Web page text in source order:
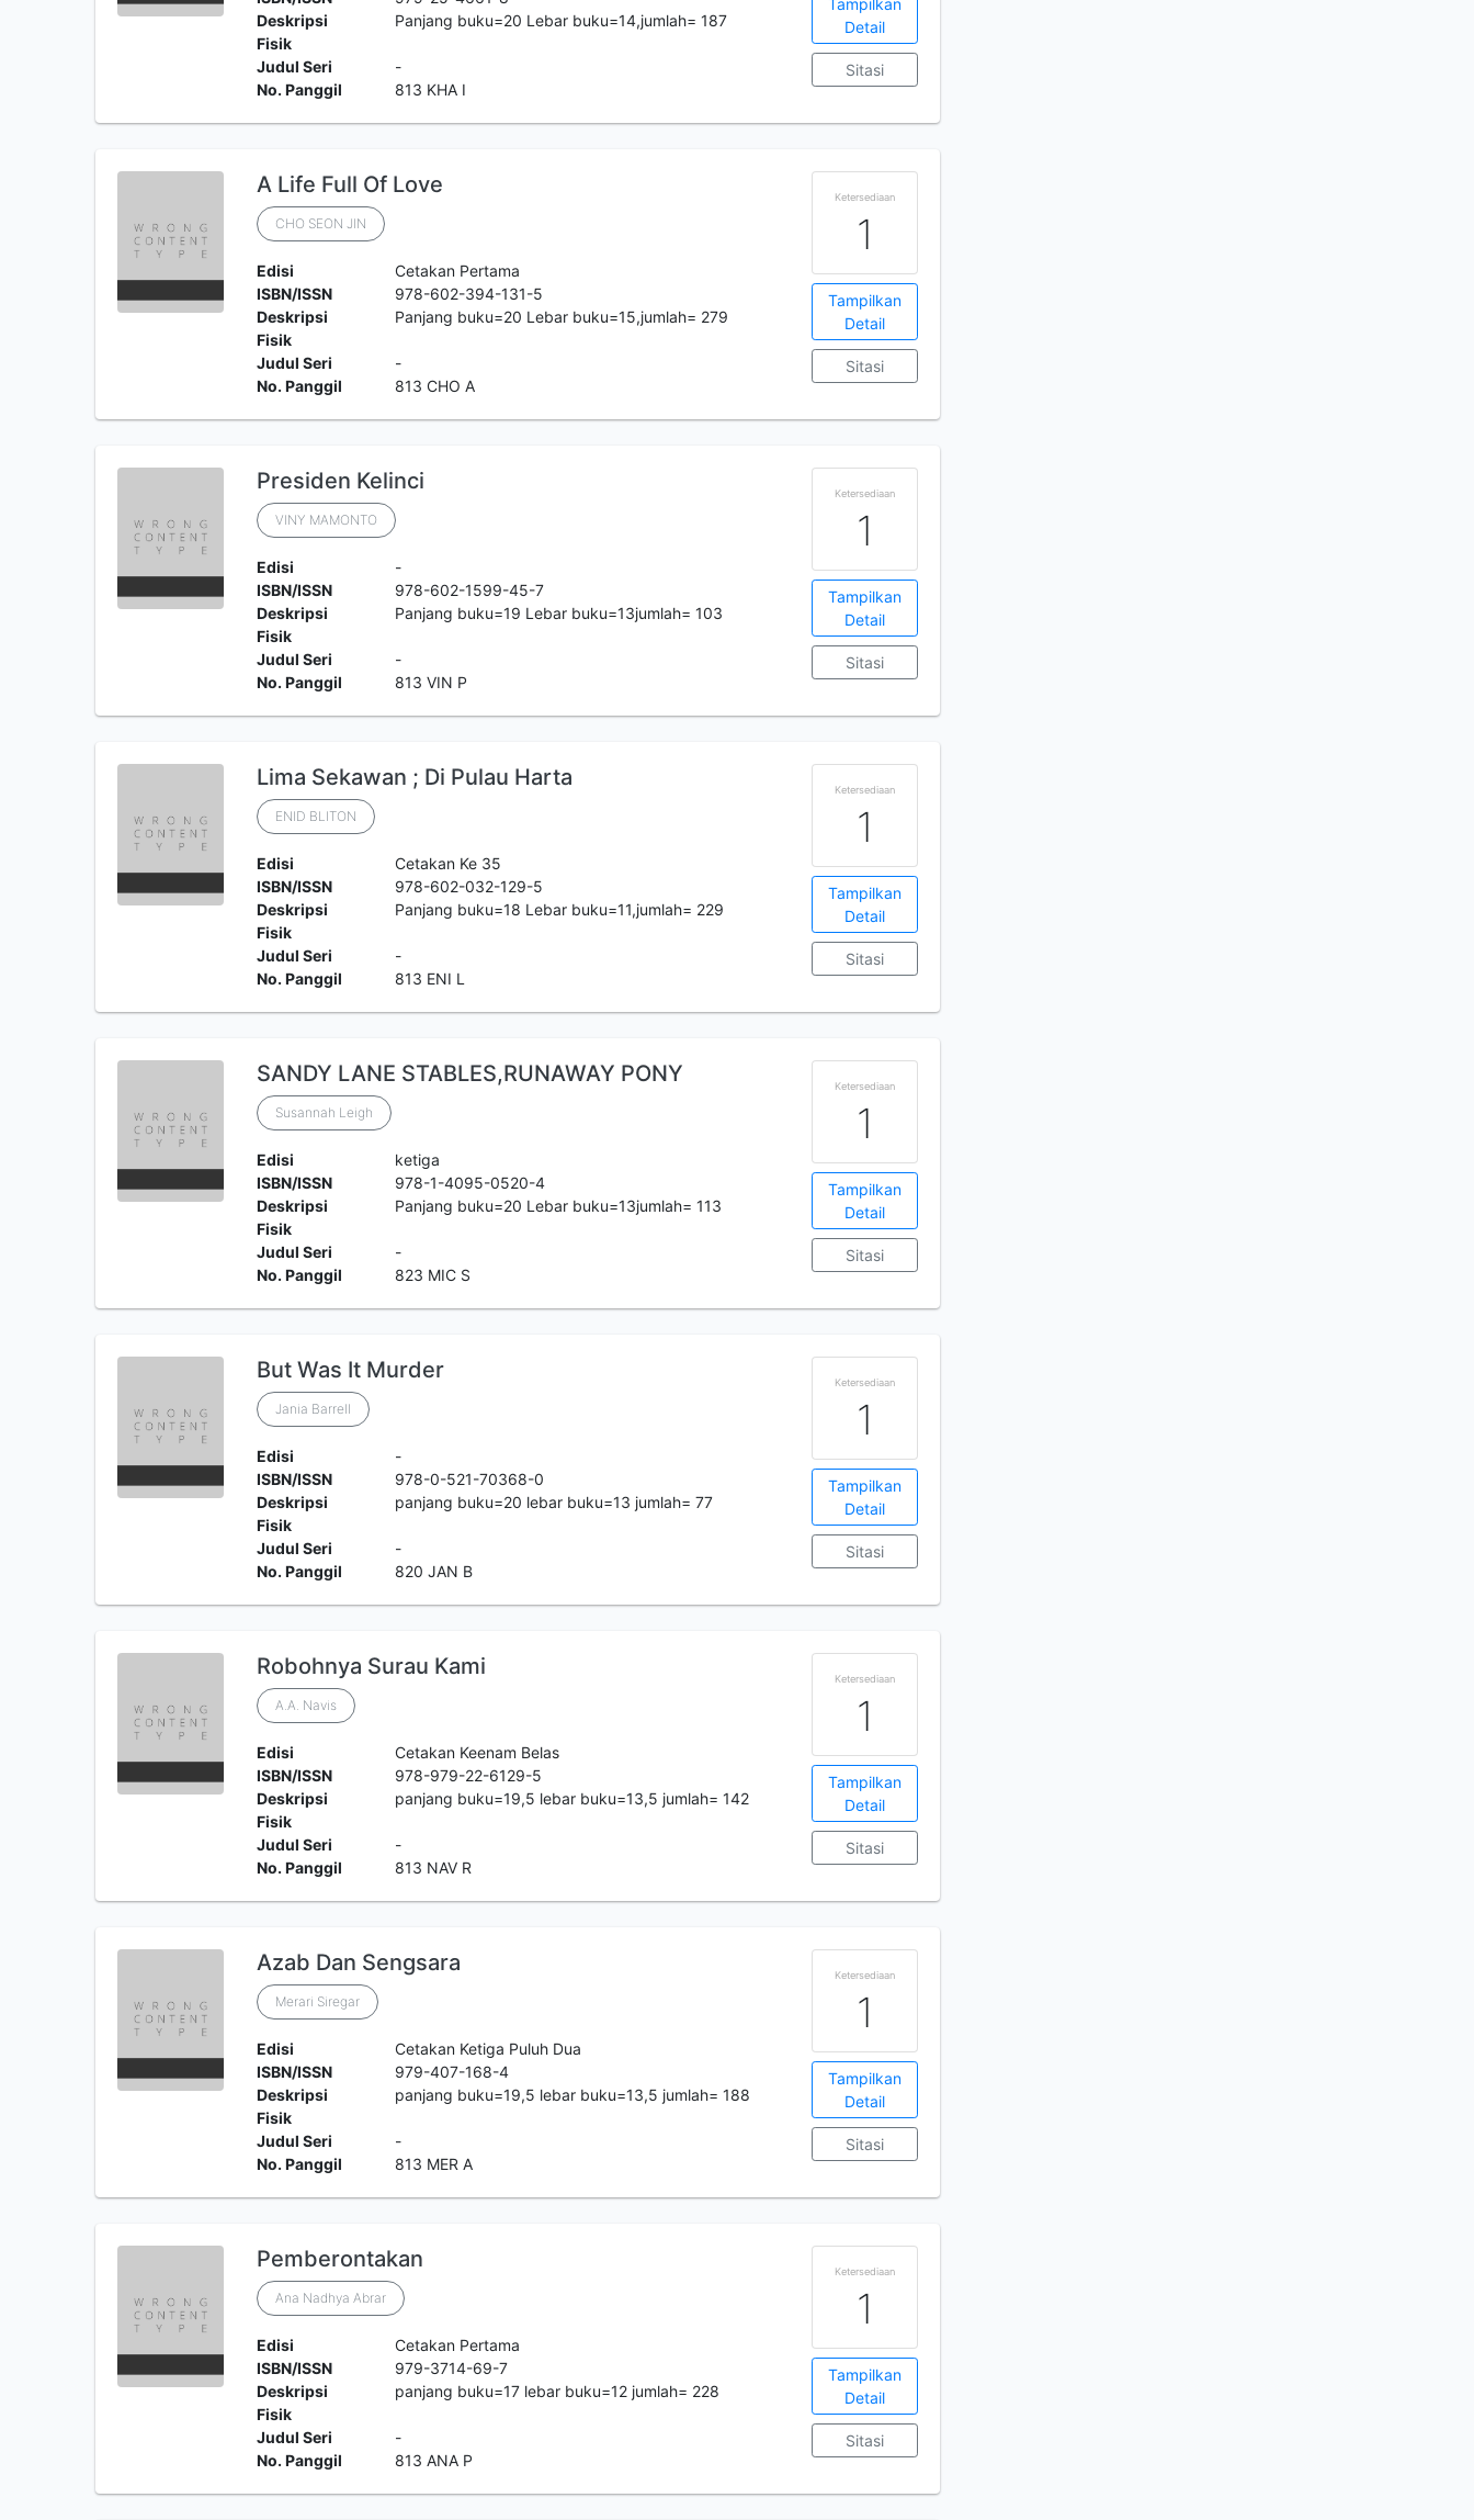
Deskripsi
Fisik
Panjang buku=20 Lebar buku=14,jumlah= 187
Judul Seri
-
No. Panggil
813 KHA I
Tampilkan
Detail
Sitasi
A Life Full Of Love
CHO SEON JIN
Edisi
Cetakan Pertama
ISBN/ISSN
978-602-394-131-5
Deskripsi
Fisik
Panjang buku=20 Lebar buku=15,jumlah= 279
Judul Seri
-
No. Panggil
813 CHO A
Ketersediaan
1
Tampilkan
Detail
Sitasi
Presiden Kelinci
VINY MAMONTO
Edisi
-
ISBN/ISSN
978-602-1599-45-7
Deskripsi
Fisik
Panjang buku=19 Lebar buku=13jumlah= 103
Judul Seri
-
No. Panggil
813 VIN P
Ketersediaan
1
Tampilkan
Detail
Sitasi
Lima Sekawan ; Di Pulau Harta
ENID BLITON
Edisi
Cetakan Ke 35
ISBN/ISSN
978-602-032-129-5
Deskripsi
Fisik
Panjang buku=18 Lebar buku=11,jumlah= 229
Judul Seri
-
No. Panggil
813 ENI L
Ketersediaan
1
Tampilkan
Detail
Sitasi
SANDY LANE STABLES,RUNAWAY PONY
Susannah Leigh
Edisi
ketiga
ISBN/ISSN
978-1-4095-0520-4
Deskripsi
Fisik
Panjang buku=20 Lebar buku=13jumlah= 113
Judul Seri
-
No. Panggil
823 MIC S
Ketersediaan
1
Tampilkan
Detail
Sitasi
But Was It Murder
Jania Barrell
Edisi
-
ISBN/ISSN
978-0-521-70368-0
Deskripsi
Fisik
panjang buku=20 lebar buku=13 jumlah= 77
Judul Seri
-
No. Panggil
820 JAN B
Ketersediaan
1
Tampilkan
Detail
Sitasi
Robohnya Surau Kami
A.A. Navis
Edisi
Cetakan Keenam Belas
ISBN/ISSN
978-979-22-6129-5
Deskripsi
Fisik
panjang buku=19,5 lebar buku=13,5 jumlah= 142
Judul Seri
-
No. Panggil
813 NAV R
Ketersediaan
1
Tampilkan
Detail
Sitasi
Azab Dan Sengsara
Merari Siregar
Edisi
Cetakan Ketiga Puluh Dua
ISBN/ISSN
979-407-168-4
Deskripsi
Fisik
panjang buku=19,5 lebar buku=13,5 jumlah= 188
Judul Seri
-
No. Panggil
813 MER A
Ketersediaan
1
Tampilkan
Detail
Sitasi
Pemberontakan
Ana Nadhya Abrar
Edisi
Cetakan Pertama
ISBN/ISSN
979-3714-69-7
Deskripsi
Fisik
panjang buku=17 lebar buku=12 jumlah= 228
Judul Seri
-
No. Panggil
813 ANA P
Ketersediaan
1
Tampilkan
Detail
Sitasi